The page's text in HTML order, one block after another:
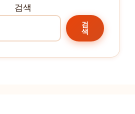
검색
검
색